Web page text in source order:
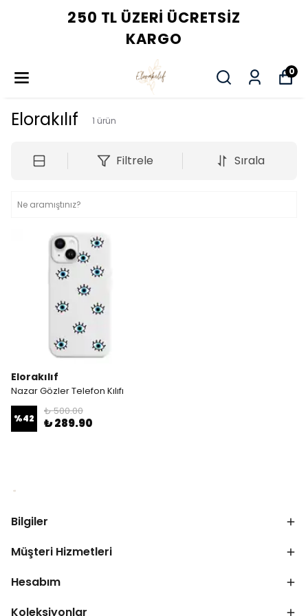
250 TL ÜZERI ÜCRETSIZ
KARGO
0
Elorakılıf 1 ürün
Filtrele Sırala
Elorakılıf
Nazar Gözler Telefon Kılıfı
%42
₺ 500.00
₺ 289.90
Bilgiler
Müşteri Hizmetleri
Hesabım
Koleksiyonlar